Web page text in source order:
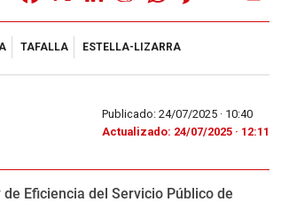
TAFALLA ESTELLA-LIZARRA
Publicado: 24/07/2025 · 10:40
Actualizado: 24/07/2025 · 12:11
Eficiencia del Servicio Público de